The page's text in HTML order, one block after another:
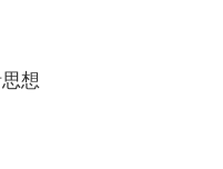
想